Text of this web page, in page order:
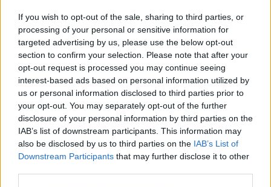
If you wish to opt-out of the sale, sharing to third parties, or
processing of your personal or sensitive information for
targeted advertising by us, please use the below opt-out
section to confirm your selection. Please note that after your
opt-out request is processed you may continue seeing
interest-based ads based on personal information utilized by
us or personal information disclosed to third parties prior to
your opt-out. You may separately opt-out of the further
disclosure of your personal information by third parties on the
IAB’s list of downstream participants. This information may
also be disclosed by us to third parties on the IAB’s List of
Downstream Participants that may further disclose it to other